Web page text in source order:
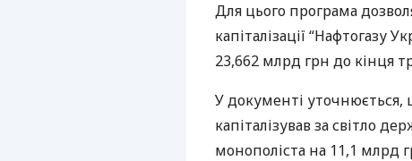
Для цього програма
капіталізації “Нафтогазу
23,662 млрд грн до кінця
У документі
капіталізував за світло
монополіста на 11,1 млрд